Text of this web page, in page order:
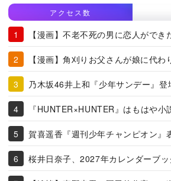
アクセス数
【漫画】不老不死の男に恋人ができ
【漫画】角刈りお父さんが娘に代わ
乃木坂46井上和『少年サンデー』登
『HUNTER×HUNTER』はもはや小
賀喜遥香『週刊少年チャンピオン』
桜井日奈子、2027年カレンダーブッ